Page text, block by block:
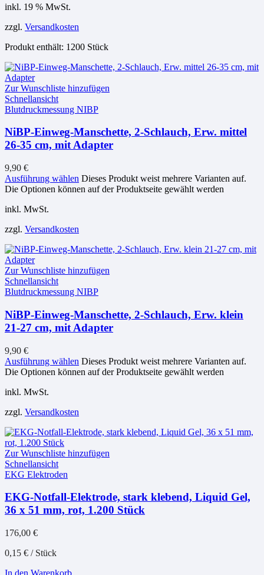
inkl. 19 % MwSt.
zzgl. Versandkosten
Produkt enthält: 1200 Stück
Zur Wunschliste hinzufügen
Schnellansicht
Blutdruckmessung NIBP
NiBP-Einweg-Manschette, 2-Schlauch, Erw. mittel
26-35 cm, mit Adapter
9,90 €
Ausführung wählen Dieses Produkt weist mehrere Varianten auf.
Die Optionen können auf der Produktseite gewählt werden
inkl. MwSt.
zzgl. Versandkosten
Zur Wunschliste hinzufügen
Schnellansicht
Blutdruckmessung NIBP
NiBP-Einweg-Manschette, 2-Schlauch, Erw. klein
21-27 cm, mit Adapter
9,90 €
Ausführung wählen Dieses Produkt weist mehrere Varianten auf.
Die Optionen können auf der Produktseite gewählt werden
inkl. MwSt.
zzgl. Versandkosten
Zur Wunschliste hinzufügen
Schnellansicht
EKG Elektroden
EKG-Notfall-Elektrode, stark klebend, Liquid Gel,
36 x 51 mm, rot, 1.200 Stück
176,00 €
0,15 € / Stück
In den Warenkorb